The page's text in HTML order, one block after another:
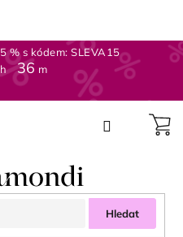
% s kódem: SLEVA15
h :36 m
Hledat